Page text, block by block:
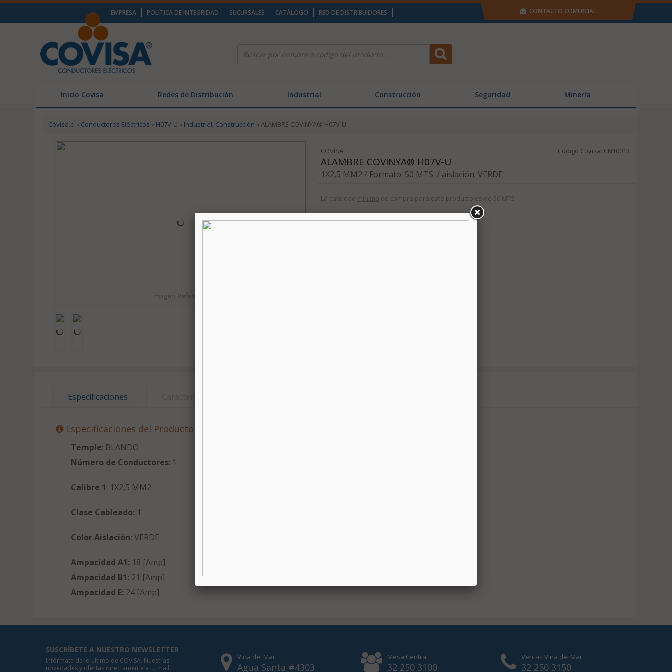
EMPRESA POLÍTICA DE INTEGRIDAD SUCURSALES CATÁLOGO RED DE DISTRIBUIDORES CONTACTO COMERCIAL
Inicio Covisa Redes de Distribución Industrial Construcción Seguridad Minería
Covisa.cl » Conductores Eléctricos » H07V-U » Industrial, Construcción » ALAMBRE COVINYA® H07V-U
COVISA Código Covisa: CN10013
ALAMBRE COVINYA® H07V-U
1X2,5 MM2 / Formato: 50 MTS. / aislación: VERDE
La cantidad mínima de compra para este producto es de 50 MTS
Especificaciones
Especificaciones del Producto
Temple: BLANDO
Número de Conductores: 1
Calibre 1: 1X2,5 MM2
Clase Cableado: 1
Color Aislación: VERDE
Ampacidad A1: 18 [Amp]
Ampacidad B1: 21 [Amp]
Ampacidad E: 24 [Amp]
SUSCRÍBETE A NUESTRO NEWSLETTER
Infórmate de lo último de COVISA. Nuestras
novedades y ofertas directamente a tu mail.
Viña del Mar
Agua Santa #4303
Mesa Central
32 250 3100
Ventas Viña del Mar
32 250 3150